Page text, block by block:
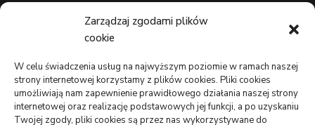
Zarządzaj zgodami plików
cookie
W celu świadczenia usług na najwyższym poziomie w ramach naszej
strony internetowej korzystamy z plików cookies. Pliki cookies
umożliwiają nam zapewnienie prawidłowego działania naszej strony
internetowej oraz realizację podstawowych jej funkcji, a po uzyskaniu
Twojej zgody, pliki cookies są przez nas wykorzystywane do
Wizerunek eksperta bez rozpoznawalnej marki
Lekarz bez kolejki na wakacjach: gdzie szukać
pomocy
TO WARTO CZYTAĆ
Monitoring oferowany przez Agencję Ochrony Votum z